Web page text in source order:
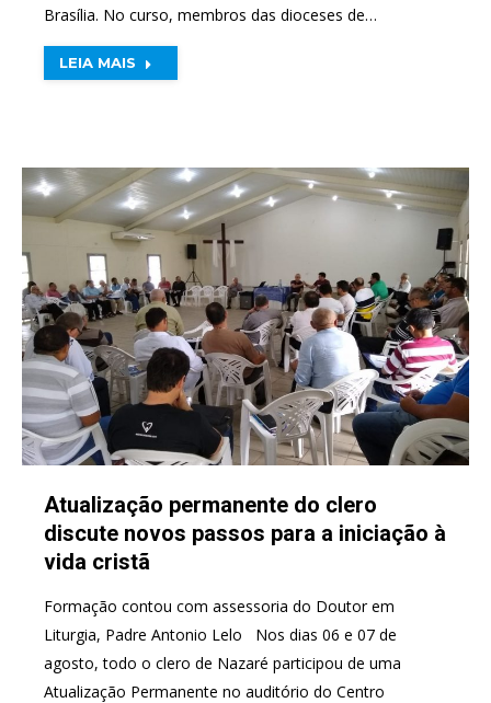
Brasília. No curso, membros das dioceses de…
LEIA MAIS
Atualização permanente do clero
discute novos passos para a iniciação à
vida cristã
Formação contou com assessoria do Doutor em
Liturgia, Padre Antonio Lelo Nos dias 06 e 07 de
agosto, todo o clero de Nazaré participou de uma
Atualização Permanente no auditório do Centro